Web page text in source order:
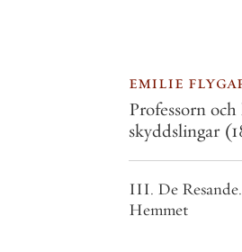
emilie
Professorn och
skyddslingar
III. De
Hemmet